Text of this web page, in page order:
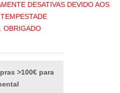
DESATIVAS DEVIDO AOS
OBRIGADO
>100€ para